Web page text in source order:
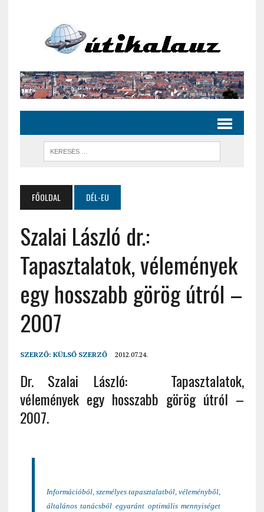
FŐOLDAL DÉL-EU
Szalai László dr.:
Tapasztalatok, vélemények
egy hosszabb görög útról –
2007
SZERZŐ: KÜLSŐ SZERZŐ 2012.07.24.
Dr. Szalai László: Tapasztalatok,
vélemények egy hosszabb görög útról –
2007.
Információból, személyes tapasztalatból, véleményből,
általános tanácsból egyaránt optimális mennyiséget